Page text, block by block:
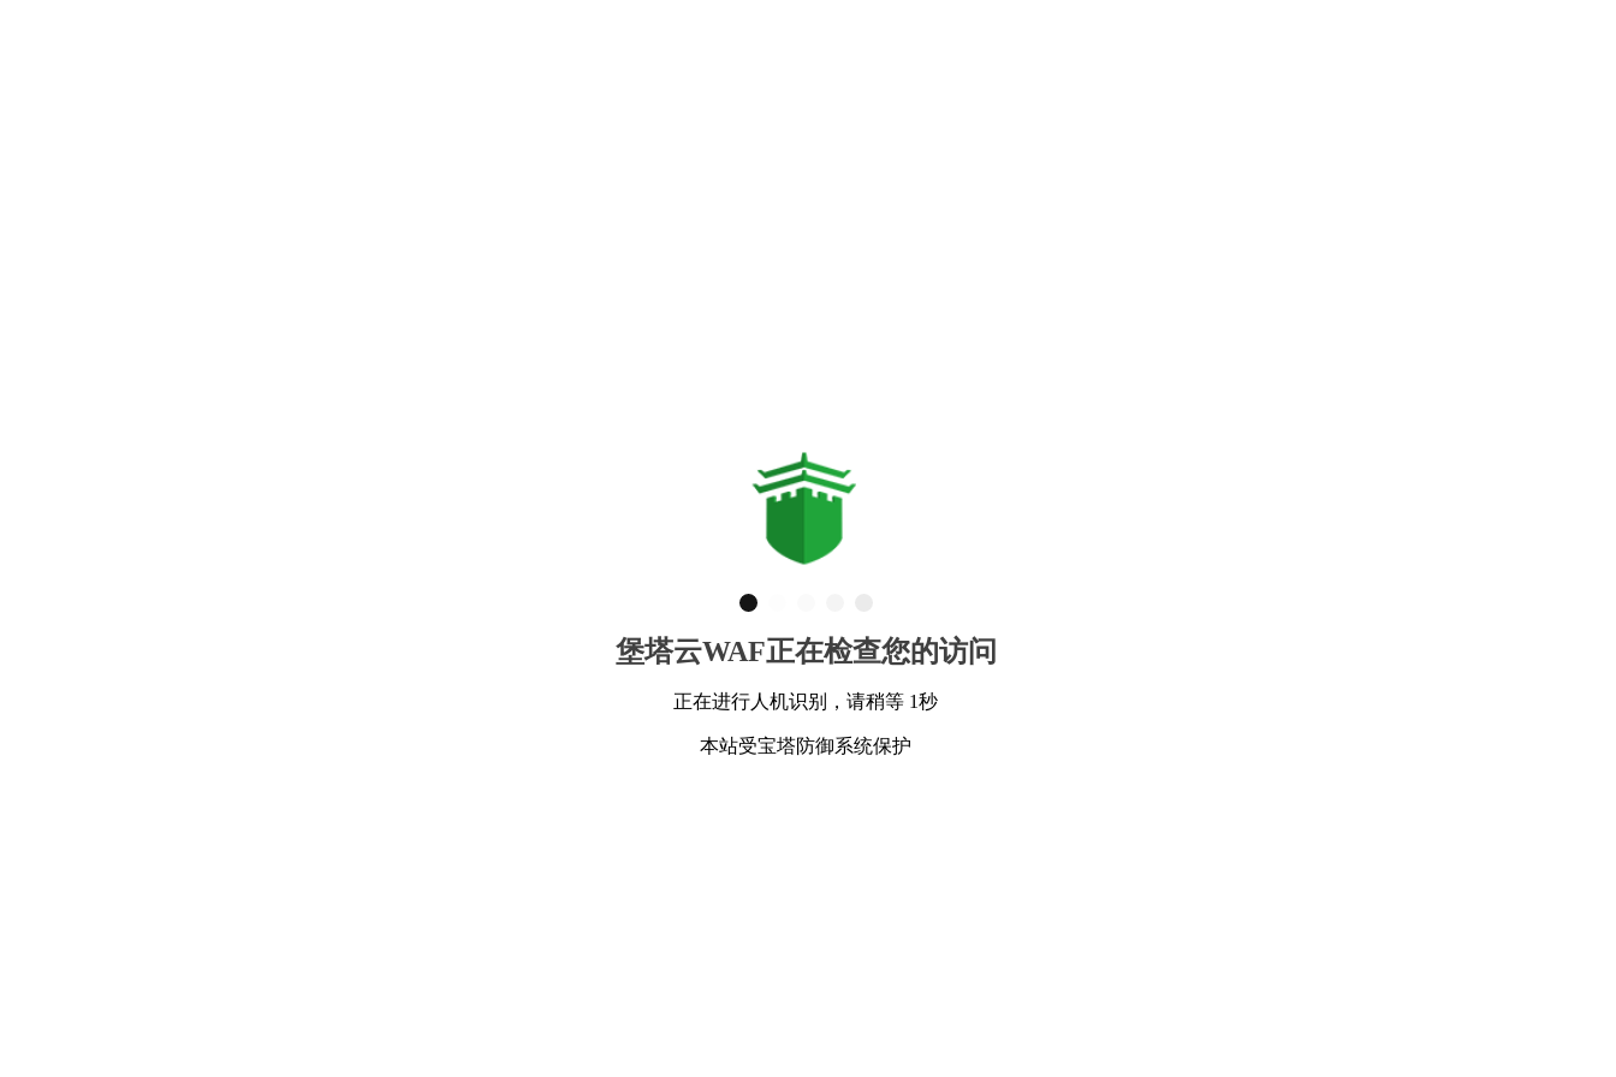
堡塔云WAF正在检查您的访问
正在进行人机识别，请稍等 1秒
本站受宝塔防御系统保护